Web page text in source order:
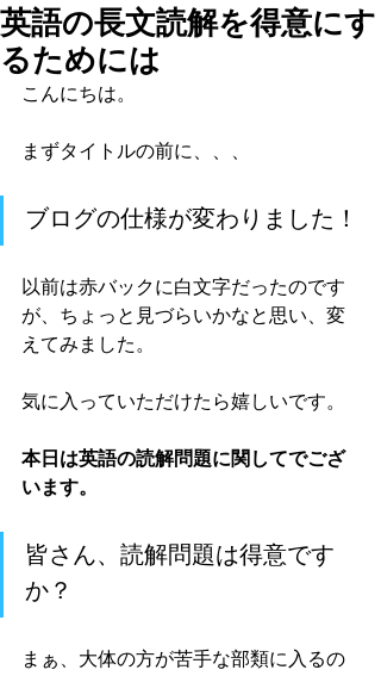
英語の長文読解を得意にす
るためには
こんにちは。
まずタイトルの前に、、、
ブログの仕様が変わりました！
以前は赤バックに白文字だったのです
が、ちょっと見づらいかなと思い、変
えてみました。
気に入っていただけたら嬉しいです。
本日は英語の読解問題に関してでござ
います。
皆さん、読解問題は得意です
か？
まぁ、大体の方が苦手な部類に入るの